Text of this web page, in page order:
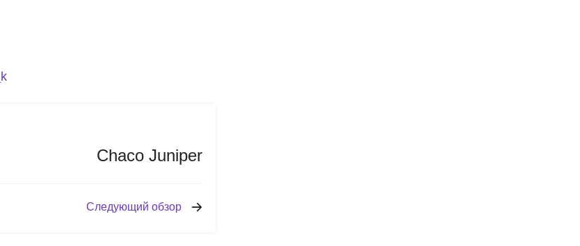
Chaco Juniper
Следующий обзор